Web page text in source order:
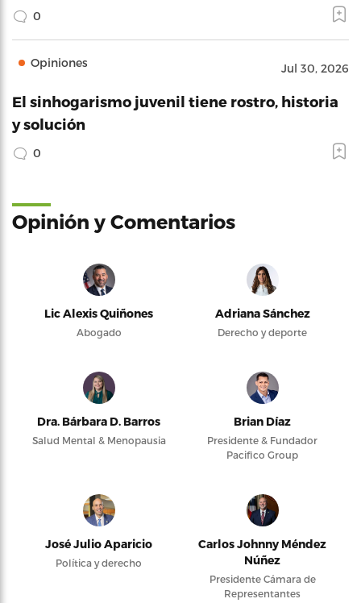
0
Opiniones Jul 30, 2026
El sinhogarismo juvenil tiene rostro, historia
y solución
0
Opinión y Comentarios
Lic Alexis Quiñones
Abogado
Adriana Sánchez
Derecho y deporte
Dra. Bárbara D. Barros
Salud Mental & Menopausia
Brian Díaz
Presidente & Fundador
Pacifico Group
José Julio Aparicio
Política y derecho
Carlos Johnny Méndez
Núñez
Presidente Cámara de
Representantes